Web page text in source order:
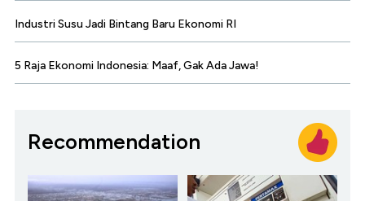
Industri Susu Jadi Bintang Baru Ekonomi RI
5 Raja Ekonomi Indonesia: Maaf, Gak Ada Jawa!
Recommendation